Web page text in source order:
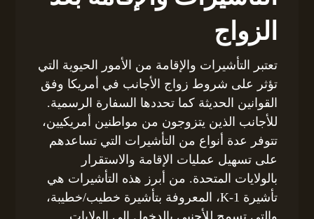
الزواج
تعتبر التأشيرات والإقامة من الأمور الحيوية التي
تؤثر على شروط زواج الأجانب في أمريكا وفق
القوانين الحديثة كما تحددها السفارة الرسمية.
للأجانب الذين يتزوجون من مواطنين أمريكيين،
تتوفر عدة أنواع من التأشيرات التي تساعدهم
على تسهيل عمليات الإقامة والاستقرار
بالولايات المتحدة. من أبرز هذه التأشيرات هي
تأشيرة K-1، المعروفة بتأشيرة خطيب/خطيبة،
والتي تسمح للأجنبي بالدخول إلى الولايات